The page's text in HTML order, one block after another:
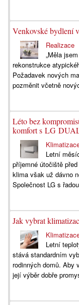
Venkovské bydlení
Realizace
„Měla
rekonstrukce
Požadavek nových
pozměnit včetně
Léto bez
komfort s LG
Letní
příjemné útočiště
klima však už dávno
Společnost LG s
Jak vybrat
Letní
stává standardním
rodinných domů. Aby
její výběr dobře